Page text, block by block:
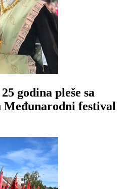
godina pleše sa
festival